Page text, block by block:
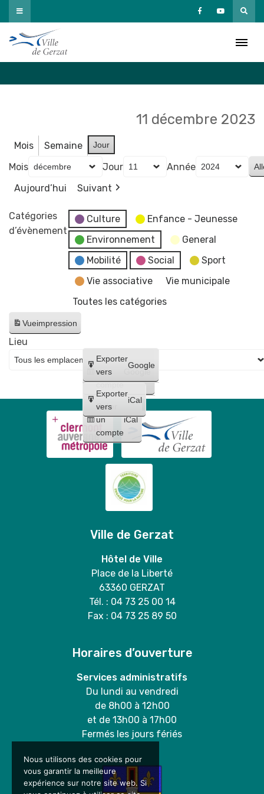
Passer
au
contenu
11 décembre 2023
Mois Semaine Jour
Mois Jour
Année
Aujourd’hui
Suivant
Catégories
d’évènement
Culture
Enfance - Jeunesse
Environnement
General
Mobilité
Social
Sport
Vie associative
Vie municipale
Toutes les catégories
Vueimpression
Créer
un
compte
Google
Créer
un
compte
iCal
Exporter
vers
Google
Exporter
vers
iCal
Lieu
Ville de Gerzat
Hôtel de Ville
Place de la Liberté
63360 GERZAT
Tél. : 04 73 25 00 14
Fax : 04 73 25 89 50
Horaires d’ouverture
Services administratifs
Du lundi au vendredi
de 8h00 à 12h00
et de 13h00 à 17h00
Fermés les jours fériés
Nous utilisons des cookies pour
vous garantir la meilleure
expérience sur notre site web. Si